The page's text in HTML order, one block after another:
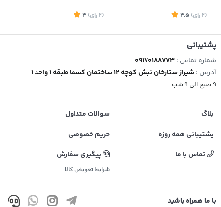
موجود
(2 رای)
4.5
موجود
(2 رای)
4
پشتیبانی
شماره تماس :09170188773
آدرس :شیراز ستارخان نبش کوچه 12 ساختمان کسما طبقه 1 واحد 1
9 صبح الی 9 شب
بلاگ
سوالات متداول
پشتیبانی همه روزه
حریم خصوصی
تماس با ما
پیگیری سفارش
شرایط تعویض کالا
با ما همراه باشید